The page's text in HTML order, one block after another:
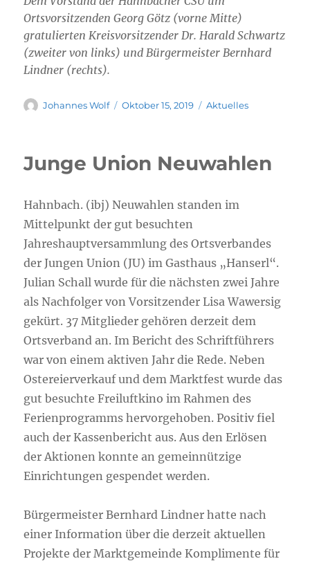
Ortsvorsitzenden Georg Götz (vorne Mitte)
gratulierten Kreisvorsitzender Dr. Harald Schwartz
(zweiter von links) und Bürgermeister Bernhard
Lindner (rechts).
Autor
Johannes Wolf
Veröffentlicht
Oktober 15, 2019 Kategorien
Aktuelles
Junge Union Neuwahlen
Hahnbach. (ibj) Neuwahlen standen im
Mittelpunkt der gut besuchten
Jahreshauptversammlung des Ortsverbandes
der Jungen Union (JU) im Gasthaus „Hanserl“.
Julian Schall wurde für die nächsten zwei Jahre
als Nachfolger von Vorsitzender Lisa Wawersig
gekürt. 37 Mitglieder gehören derzeit dem
Ortsverband an. Im Bericht des Schriftführers
war von einem aktiven Jahr die Rede. Neben
Ostereierverkauf und dem Marktfest wurde das
gut besuchte Freiluftkino im Rahmen des
Ferienprogramms hervorgehoben. Positiv fiel
auch der Kassenbericht aus. Aus den Erlösen
der Aktionen konnte an gemeinnützige
Einrichtungen gespendet werden.
Bürgermeister Bernhard Lindner hatte nach
einer Information über die derzeit aktuellen
Projekte der Marktgemeinde Komplimente für